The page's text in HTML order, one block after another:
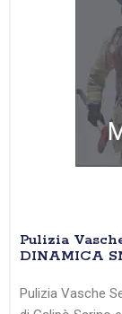
Pulizia
DINAMICA
Pulizia Vasche